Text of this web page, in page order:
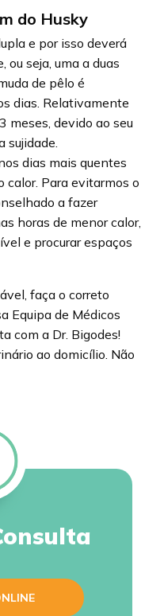
do Husky
e por isso deverá
ou seja, uma a duas
de pêlo é
dias. Relativamente
meses, devido ao seu
sujidade.
dias mais quentes
calor. Para evitarmos o
a fazer
horas de menor calor,
e procurar espaços
faça o correto
Equipa de Médicos
com a Dr. Bigodes!
ao domicílio. Não